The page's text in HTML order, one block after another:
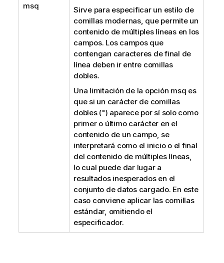
msq
Sirve para especificar un estilo de
comillas modernas, que permite un
contenido de múltiples líneas en los
campos. Los campos que
contengan caracteres de final de
línea deben ir entre comillas
dobles.
Una limitación de la opción msq es
que si un carácter de comillas
dobles (") aparece por sí solo como
primer o último carácter en el
contenido de un campo, se
interpretará como el inicio o el final
del contenido de múltiples líneas,
lo cual puede dar lugar a
resultados inesperados en el
conjunto de datos cargado. En este
caso conviene aplicar las comillas
estándar, omitiendo el
especificador.